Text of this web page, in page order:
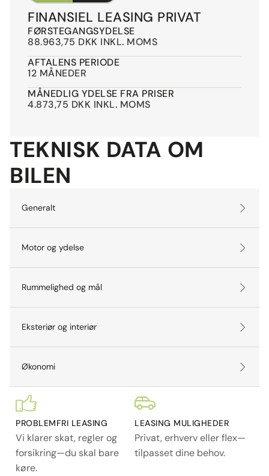
*Forbehold for tastefejl samt positiv kreditgodkendelse.
FINANSIEL LEASING PRIVAT
FØRSTEGANGSYDELSE
88.963,75 DKK INKL. MOMS
AFTALENS PERIODE
12 MÅNEDER
MÅNEDLIG YDELSE FRA PRISER
4.873,75 DKK INKL. MOMS
TEKNISK DATA OM
BILEN
Generalt
Motor og ydelse
Rummelighed og mål
Eksteriør og interiør
Økonomi
PROBLEMFRI LEASING
Vi klarer skat, regler og
forsikring—du skal bare
køre.
LEASING MULIGHEDER
Privat, erhverv eller flex—
tilpasset dine behov.